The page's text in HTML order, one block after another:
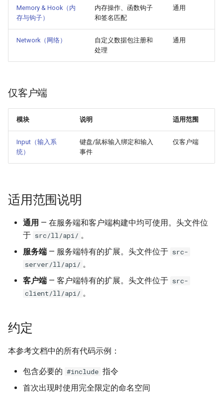
Memory & Hook（内
存与钩子）
内存操作、函数钩子
和签名匹配
通用
Network（网络）
自定义数据包注册和
处理
通用
仅客户端
模块 说明 适用范围
Input（输入系
统）
键盘/鼠标输入绑定和输入
事件
仅客户端
适用范围说明
通用 — 在服务端和客户端构建中均可使用。头文件位
于 src/ll/api/ 。
服务端 — 服务端特有的扩展。头文件位于 src-
server/ll/api/ 。
客户端 — 客户端特有的扩展。头文件位于 src-
client/ll/api/ 。
约定
本参考文档中的所有代码示例：
包含必要的 #include 指令
首次出现时使用完全限定的命名空间